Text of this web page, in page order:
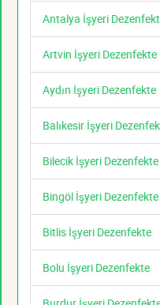
Antalya İşyeri
Artvin İşyeri Dezenfekte
Aydın İşyeri Dezenfekte
Balıkesir İşyeri
Bilecik İşyeri Dezenfekte
Bingöl İşyeri Dezenfekte
Bitlis İşyeri Dezenfekte
Bolu İşyeri Dezenfekte